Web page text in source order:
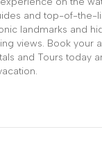
and top-of-the-
landmarks and
views. Book your
and Tours today